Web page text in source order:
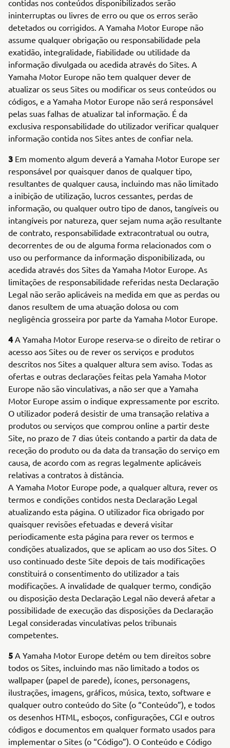
contidas nos conteúdos disponibilizados serão
ininterruptas ou livres de erro ou que os erros serão
detetados ou corrigidos. A Yamaha Motor Europe não
assume qualquer obrigação ou responsabilidade pela
exatidão, integralidade, fiabilidade ou utilidade da
informação divulgada ou acedida através do Sites. A
Yamaha Motor Europe não tem qualquer dever de
atualizar os seus Sites ou modificar os seus conteúdos ou
códigos, e a Yamaha Motor Europe não será responsável
pelas suas falhas de atualizar tal informação. É da
exclusiva responsabilidade do utilizador verificar qualquer
informação contida nos Sites antes de confiar nela.
3 Em momento algum deverá a Yamaha Motor Europe ser
responsável por quaisquer danos de qualquer tipo,
resultantes de qualquer causa, incluindo mas não limitado
a inibição de utilização, lucros cessantes, perdas de
informação, ou qualquer outro tipo de danos, tangíveis ou
intangíveis por natureza, quer sejam numa ação resultante
de contrato, responsabilidade extracontratual ou outra,
decorrentes de ou de alguma forma relacionados com o
uso ou performance da informação disponibilizada, ou
acedida através dos Sites da Yamaha Motor Europe. As
limitações de responsabilidade referidas nesta Declaração
Legal não serão aplicáveis na medida em que as perdas ou
danos resultem de uma atuação dolosa ou com
negligência grosseira por parte da Yamaha Motor Europe.
4A Yamaha Motor Europe reserva-se o direito de retirar o
acesso aos Sites ou de rever os serviços e produtos
descritos nos Sites a qualquer altura sem aviso. Todas as
ofertas e outras declarações feitas pela Yamaha Motor
Europe não são vinculativas, a não ser que a Yamaha
Motor Europe assim o indique expressamente por escrito.
O utilizador poderá desistir de uma transação relativa a
produtos ou serviços que comprou online a partir deste
Site, no prazo de 7 dias úteis contando a partir da data de
receção do produto ou da data da transação do serviço em
causa, de acordo com as regras legalmente aplicáveis
relativas a contratos à distância.
A Yamaha Motor Europe pode, a qualquer altura, rever os
termos e condições contidos nesta Declaração Legal
atualizando esta página. O utilizador fica obrigado por
quaisquer revisões efetuadas e deverá visitar
periodicamente esta página para rever os termos e
condições atualizados, que se aplicam ao uso dos Sites. O
uso continuado deste Site depois de tais modificações
constituirá o consentimento do utilizador a tais
modificações. A invalidade de qualquer termo, condição
ou disposição desta Declaração Legal não deverá afetar a
possibilidade de execução das disposições da Declaração
Legal consideradas vinculativas pelos tribunais
competentes.
5 A Yamaha Motor Europe detém ou tem direitos sobre
todos os Sites, incluindo mas não limitado a todos os
wallpaper (papel de parede), ícones, personagens,
ilustrações, imagens, gráficos, música, texto, software e
qualquer outro conteúdo do Site (o “Conteúdo”), e todos
os desenhos HTML, esboços, configurações, CGI e outros
códigos e documentos em qualquer formato usados para
implementar o Sites (o “Código”). O Conteúdo e Código